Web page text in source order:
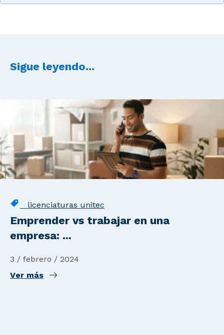
Sigue leyendo...
licenciaturas unitec
Emprender vs trabajar en una
empresa: ...
3 / febrero / 2024
Ver más